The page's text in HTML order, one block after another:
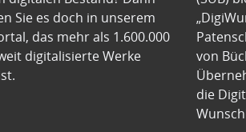
Sie es doch in unserem
das mehr als 1.600.000
digitalisierte Werke
von
die